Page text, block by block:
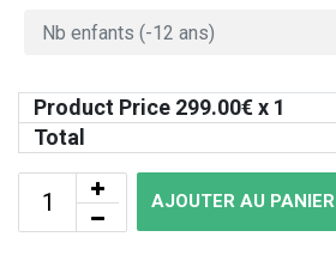
Product Price 299.00€ x 1
Total
AJOUTER AU PANIER